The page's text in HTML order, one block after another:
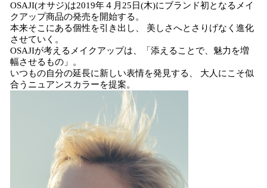
込
み
中
で
す
OSAJI(オサジ)は2019年４月25日(木)にブランド初となるメイ
クアップ商品の発売を開始する。
本来そこにある個性を引き出し、 美しさへとさりげなく進化
させていく。
OSAJIが考えるメイクアップは、「添えることで、魅力を増
幅させるもの」。
いつもの自分の延長に新しい表情を発見する、 大人にこそ似
合うニュアンスカラーを提案。